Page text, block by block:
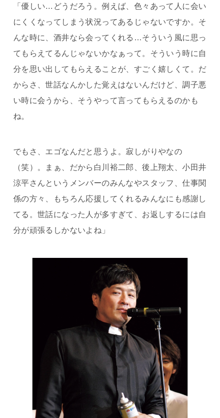
「優しい…どうだろう。例えば、色々あって人に会い
にくくなってしまう状況ってあるじゃないですか。そ
んな時に、酒井なら会ってくれる…そういう風に思っ
てもらえてるんじゃないかなぁって。そういう時に自
分を思い出してもらえることが、すごく嬉しくて。だ
からさ、世話なんかした覚えはないんだけど、調子悪
い時に会うから、そうやって言ってもらえるのかも
ね。
でもさ、エゴなんだと思うよ。寂しがりやなの
（笑）。まぁ、だから白川裕二郎、後上翔太、小田井
涼平さんというメンバーのみんなやスタッフ、仕事関
係の方々、もちろん応援してくれるみんなにも感謝し
てる。世話になった人が多すぎて、お返しするには自
分が頑張るしかないよね」